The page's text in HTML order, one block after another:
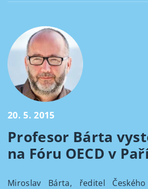
20. 5. 2015
Profesor Bárta
na Fóru OECD v
Miroslav Bárta, ředitel Českého